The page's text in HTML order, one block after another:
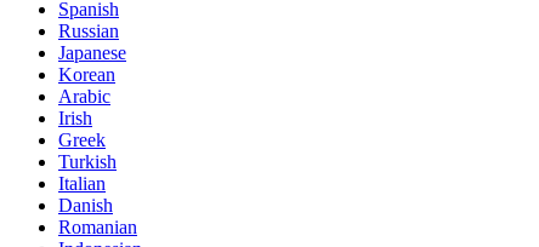
Spanish
Russian
Japanese
Korean
Arabic
Irish
Greek
Turkish
Italian
Danish
Romanian